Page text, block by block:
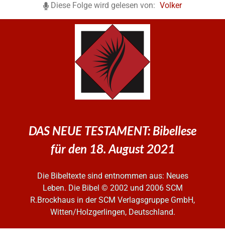
Diese Folge wird gelesen von: Volker
DAS NEUE TESTAMENT: Bibellese
für den 18. August 2021
Die Bibeltexte sind entnommen aus: Neues
Leben. Die Bibel © 2002 und 2006 SCM
R.Brockhaus in der SCM Verlagsgruppe GmbH,
Witten/Holzgerlingen, Deutschland.